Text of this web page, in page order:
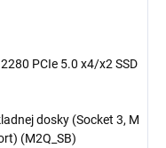
PCIe 5.0 x4/x2 SSD
dosky (Socket 3, M
(M2Q_SB)